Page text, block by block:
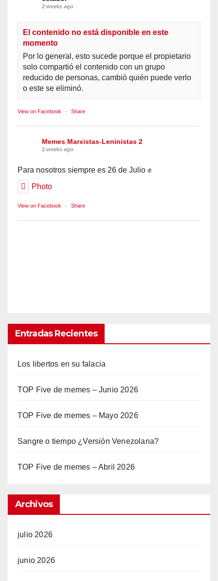
2 weeks ago
El contenido no está disponible en este
momento
Por lo general, esto sucede porque el propietario
solo compartió el contenido con un grupo
reducido de personas, cambió quién puede verlo
o este se eliminó.
View on Facebook · Share
Memes Marxistas-Leninistas 2
2 weeks ago
Para nosotros siempre es 26 de Julio ✊
Photo
View on Facebook · Share
Entradas Recientes
Los libertos en su falacia
TOP Five de memes – Junio 2026
TOP Five de memes – Mayo 2026
Sangre o tiempo ¿Versión Venezolana?
TOP Five de memes – Abril 2026
Archivos
julio 2026
junio 2026